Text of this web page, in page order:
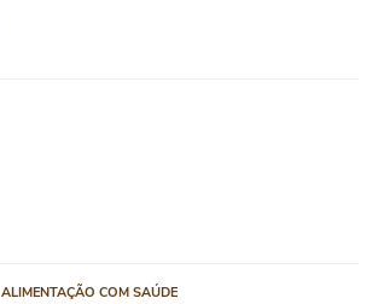
ALIMENTAÇÃO COM SAÚDE